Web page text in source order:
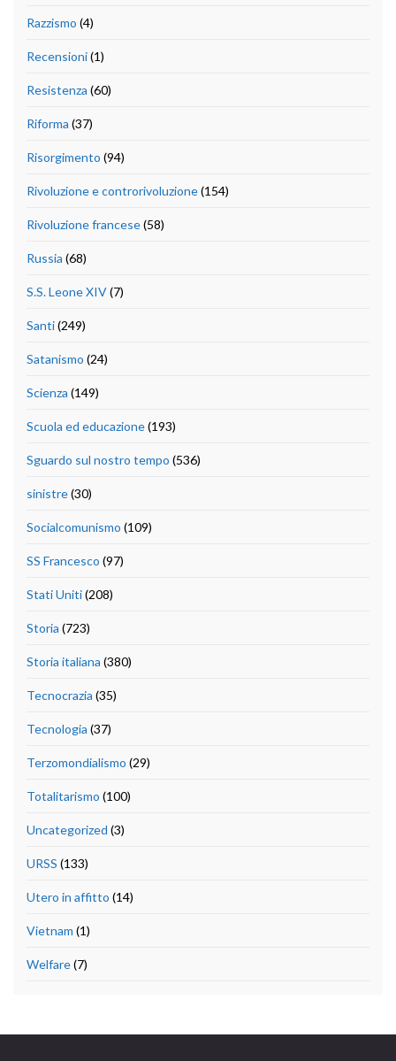
Razzismo (4)
Recensioni(1)
Resistenza (60)
Riforma (37)
Risorgimento (94)
Rivoluzione e controrivoluzione(154)
Rivoluzione francese(58)
Russia (68)
S.S. Leone XIV(7)
Santi(249)
Satanismo (24)
Scienza (149)
Scuola ed educazione(193)
Sguardo sul nostro tempo (536)
sinistre(30)
Socialcomunismo (109)
SS Francesco (97)
Stati Uniti(208)
Storia (723)
Storia italiana (380)
Tecnocrazia (35)
Tecnologia (37)
Terzomondialismo (29)
Totalitarismo (100)
Uncategorized (3)
URSS (133)
Utero in affitto (14)
Vietnam (1)
Welfare(7)